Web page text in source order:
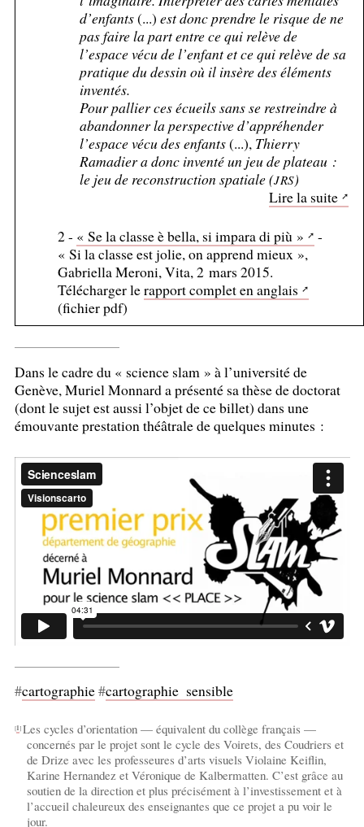
d’enfants(...) est donc prendre le risque de ne
pas faire la part entre ce qui relève de
l’espace vécu de l’enfant et ce qui relève de sa
pratique du dessin où il insère des éléments
inventés.
Pour pallier ces écueils sans se restreindre à
abandonner la perspective d’appréhender
l’espace vécu des enfants(...), Thierry
Ramadier a donc inventé un jeu de plateau :
le jeu de reconstruction spatiale (JRS)
Lire la suite
2 - « Se la classe è bella, si impara di più »
-
« Si la classe est jolie, on apprend mieux »,
Gabriella Meroni, Vita, 2 mars 2015.
Télécharger lerapport complet en anglais
(fichier pdf)
Dans le cadre du « science slam » à l’université de
Genève, Muriel Monnard a présenté sa thèse de doctorat
(dont le sujet est aussi l’objet de ce billet) dans une
émouvante prestation théâtrale de quelques minutes :
#cartographie#cartographie_ sensible
[1 ] Les cycles d’orientation — équivalent du collège français —
concernés par le projet sont le cycle des Voirets, des Coudriers et
de Drize avec les professeures d’arts visuels Violaine Keiflin,
Karine Hernandez et Véronique de Kalbermatten. C’est grâce au
soutien de la direction et plus précisément à l’investissement et à
l’accueil chaleureux des enseignantes que ce projet a pu voir le
jour.